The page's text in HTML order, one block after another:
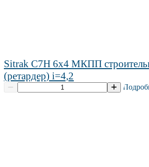
Sitrak C7H 6х4 МКПП
(ретардер) i=4,2